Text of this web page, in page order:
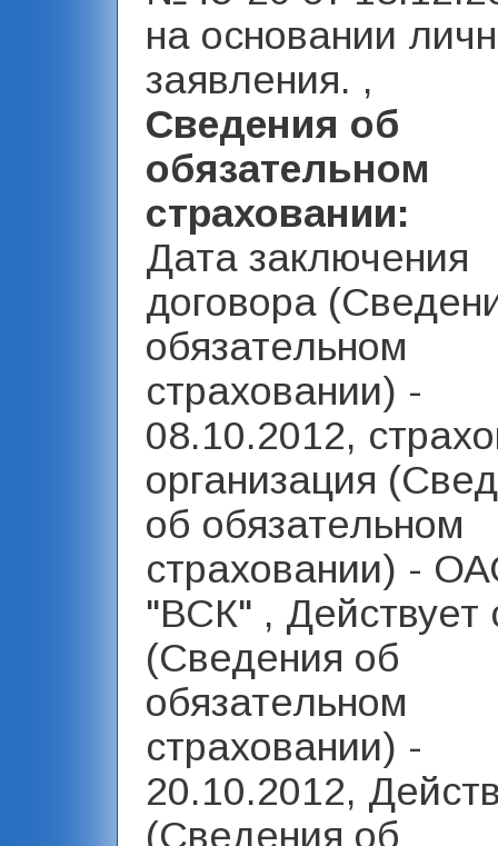
на основании
заявления. ,
Сведения об
обязательном
страховании:
Дата заключения
договора
обязательном
страховании) -
08.10.2012,
организация
об обязательном
страховании) -
"ВСК" , Действует
(Сведения об
обязательном
страховании) -
20.10.2012,
(Сведения об